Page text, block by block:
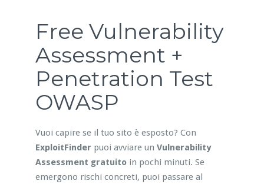
Free Vulnerability
Assessment +
Penetration Test
OWASP
Vuoi capire se il tuo sito è esposto? Con
ExploitFinder puoi avviare un Vulnerability
Assessment gratuitoin pochi minuti. Se
emergono rischi concreti, puoi passare al